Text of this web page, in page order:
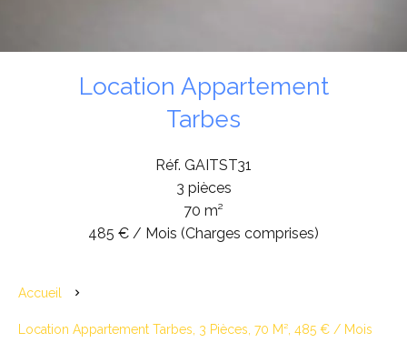
Location Appartement
Tarbes
Réf. GAITST31
3 pièces
70 m²
485 € / Mois (Charges comprises)
Accueil
Location Appartement Tarbes, 3 Pièces, 70 M², 485 € / Mois